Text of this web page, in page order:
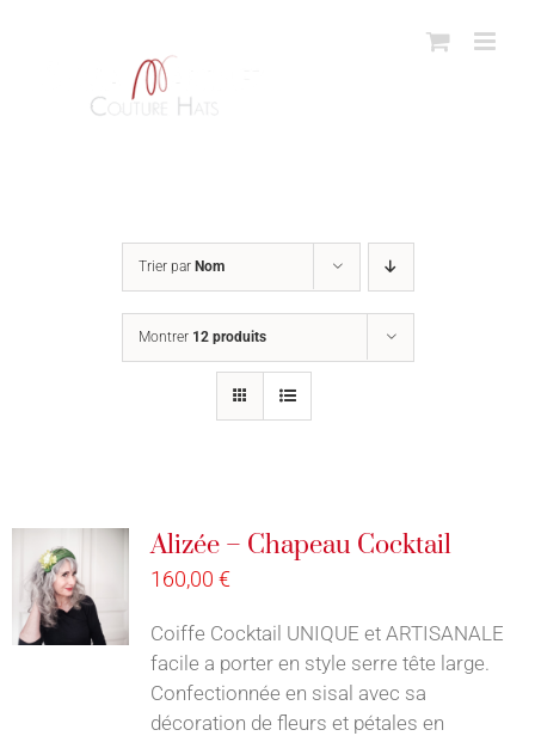
Trier par Nom
Montrer 12 produits
Alizée – Chapeau Cocktail
160,00 €
Coiffe Cocktail UNIQUE et ARTISANALE
facile a porter en style serre tête large.
Confectionnée en sisal avec sa
décoration de fleurs et pétales en